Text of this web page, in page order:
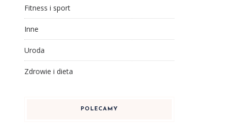
Fitness i sport
Inne
Uroda
Zdrowie i dieta
POLECAMY